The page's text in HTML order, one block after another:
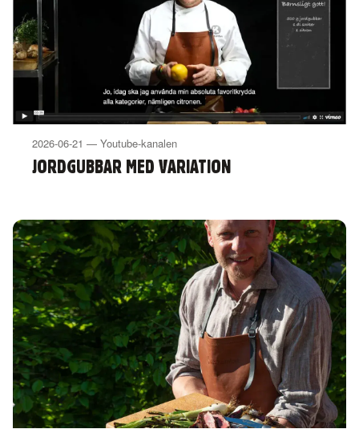
2026-06-21 — Youtube-kanalen
JORDGUBBAR MED VARIATION